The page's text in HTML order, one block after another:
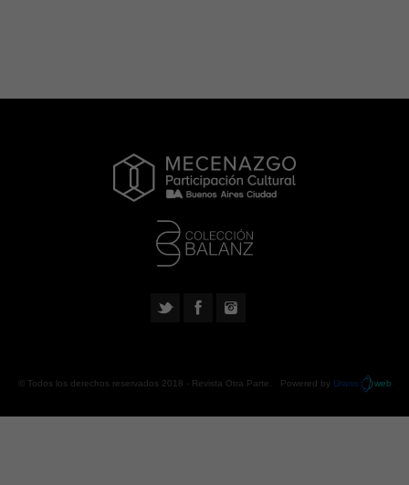
© Todos los derechos reservados 2018 - Revista Otra Parte . Powered by Urano web